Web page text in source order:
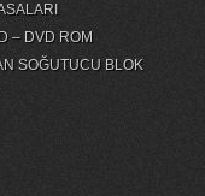
– DVD ROM
SOĞUTUCU BLOK